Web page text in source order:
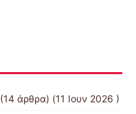
(14 άρθρα) (11 Ιουν 2026 )